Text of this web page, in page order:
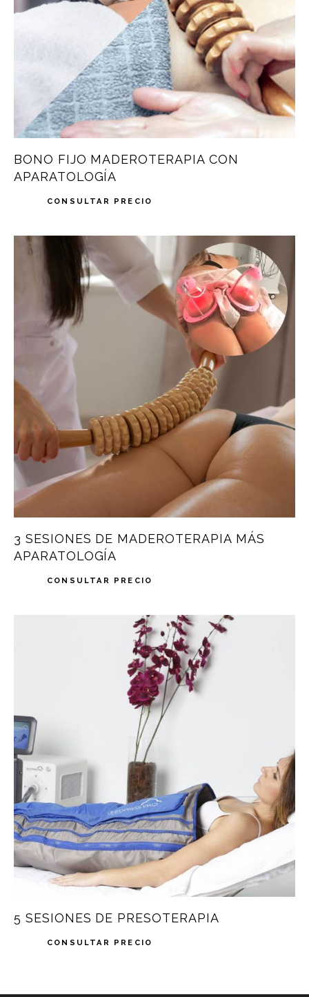
BONO FIJO MADEROTERAPIA CON
APARATOLOGÍA
CONSULTAR PRECIO
3 SESIONES DE MADEROTERAPIA MÁS
APARATOLOGÍA
CONSULTAR PRECIO
5 SESIONES DE PRESOTERAPIA
CONSULTAR PRECIO